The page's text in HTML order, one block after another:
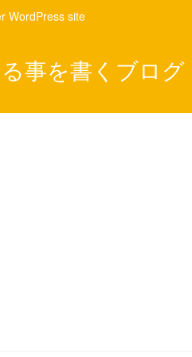
WordPress site
事を書くブログ